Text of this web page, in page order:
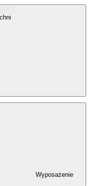
Wyposażenie